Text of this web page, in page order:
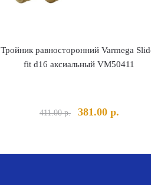
Тройник равносторонний Varmega
fit d16 аксиальный VM50411
411.00р.
Первоначальная
411.00 р..
381.00 р.